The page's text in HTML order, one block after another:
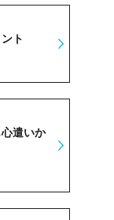
ト
遣いか